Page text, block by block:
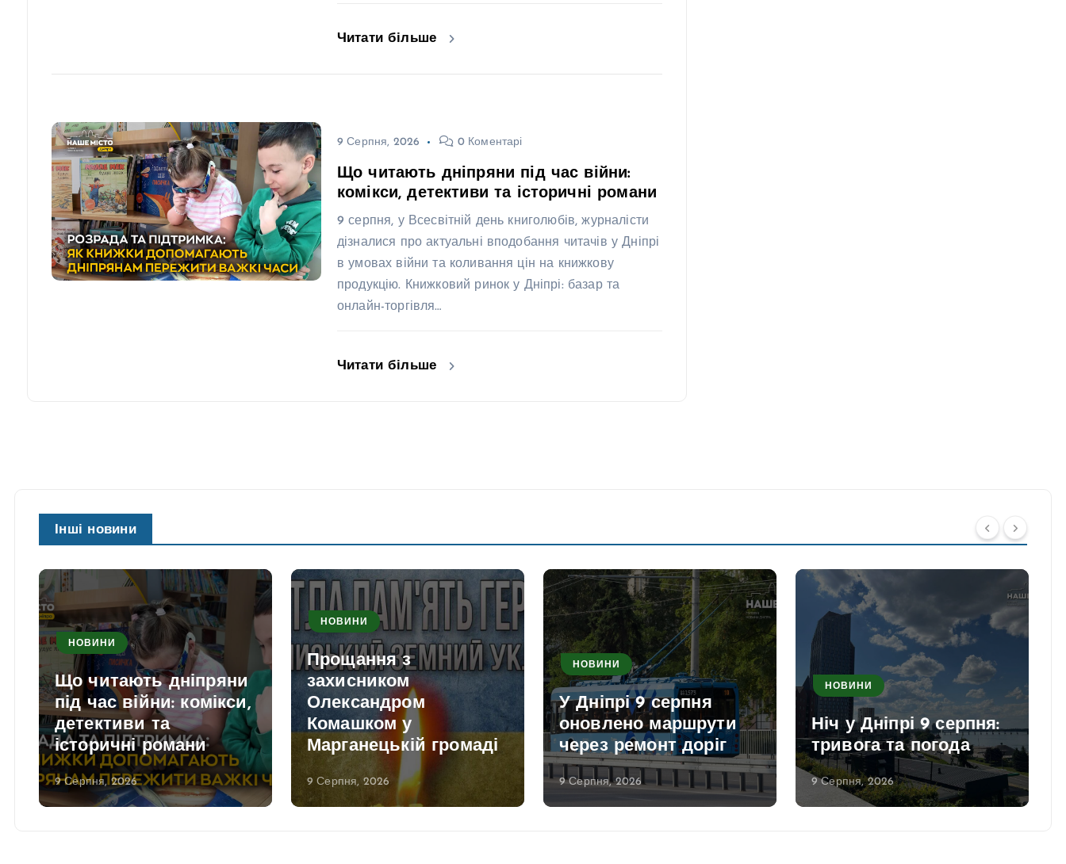
Читати більше
9 Серпня, 2026 0 Коментарі
Що читають дніпряни під час війни:
комікси, детективи та історичні романи
9 серпня, у Всесвітній день книголюбів, журналісти
дізналися про актуальні вподобання читачів у Дніпрі
в умовах війни та коливання цін на книжкову
продукцію. Книжковий ринок у Дніпрі: базар та
онлайн-торгівля…
Читати більше
Інші новини
НОВИНИ
Що читають дніпряни
під час війни: комікси,
детективи та
історичні романи
9 Серпня, 2026
НОВИНИ
Прощання з
захисником
Олександром
Комашком у
Марганецькій громаді
9 Серпня, 2026
НОВИНИ
У Дніпрі 9 серпня
оновлено маршрути
через ремонт доріг
9 Серпня, 2026
НОВИНИ
Ніч у Дніпрі 9 серпня:
тривога та погода
9 Серпня, 2026